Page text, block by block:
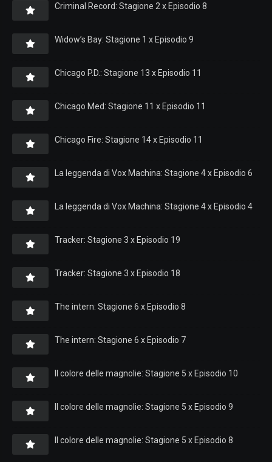
Criminal Record: Stagione 2 x Episodio 8
Widow’s Bay: Stagione 1 x Episodio 9
Chicago P.D.: Stagione 13 x Episodio 11
Chicago Med: Stagione 11 x Episodio 11
Chicago Fire: Stagione 14 x Episodio 11
La leggenda di Vox Machina: Stagione 4 x Episodio 6
La leggenda di Vox Machina: Stagione 4 x Episodio 4
Tracker: Stagione 3 x Episodio 19
Tracker: Stagione 3 x Episodio 18
The intern: Stagione 6 x Episodio 8
The intern: Stagione 6 x Episodio 7
Il colore delle magnolie: Stagione 5 x Episodio 10
Il colore delle magnolie: Stagione 5 x Episodio 9
Il colore delle magnolie: Stagione 5 x Episodio 8